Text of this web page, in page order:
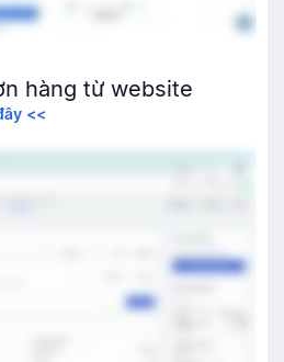
hàng từ website
<<